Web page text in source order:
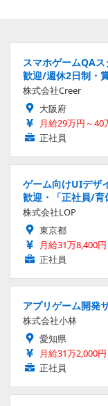
スマホゲームQA
歓迎/週休2日制・
株式会社Creer
大阪府
月給29万円～40
正社員
ゲーム向けUIデザ
歓迎・「正社員/育
株式会社LOP
東京都
月給31万8,400
正社員
アプリゲーム開発
株式会社小林
愛知県
月給31万2,000
正社員